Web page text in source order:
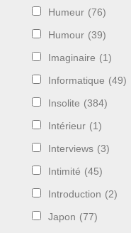
Humeur (76)
Humour (39)
Imaginaire (1)
Informatique (49)
Insolite (384)
Intérieur (1)
Interviews (3)
Intimité (45)
Introduction (2)
Japon (77)